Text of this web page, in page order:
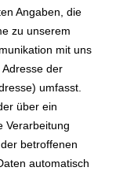
Angaben, die
zu unserem
mit uns
der
umfasst.
über ein
Verarbeitung
betroffenen
automatisch